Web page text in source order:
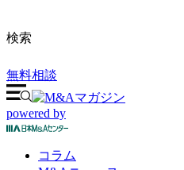
検索
無料相談
powered by
コラム